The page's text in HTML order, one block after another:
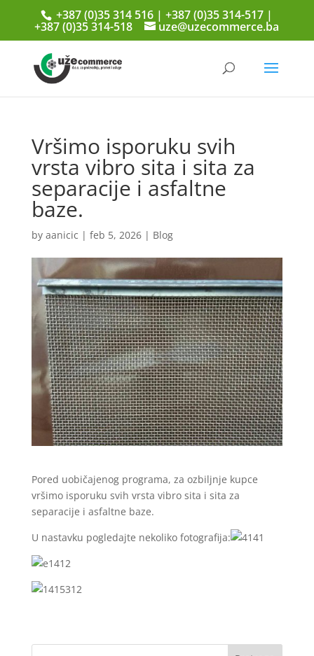
+387 (0)35 314 516 | +387 (0)35 314-517 |
+387 (0)35 314-518 uze@uzecommerce.ba
Vršimo isporuku svih
vrsta vibro sita i sita za
separacije i asfaltne
baze.
by aanicic | feb 5, 2026| Blog
Pored uobičajenog programa, za ozbiljnje kupce
vršimo isporuku svih vrsta vibro sita i sita za
separacije i asfaltne baze.
U nastavku pogledajte nekoliko fotografija: